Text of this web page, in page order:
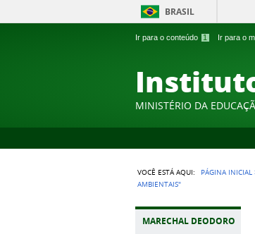
Ir para o conteúdo 1 Ir para o
BRASIL
MINISTÉRIO DA
VOCÊ ESTÁ AQUI: PÁGINA INICIAL
AMBIENTAIS"
MARECHAL DEODORO